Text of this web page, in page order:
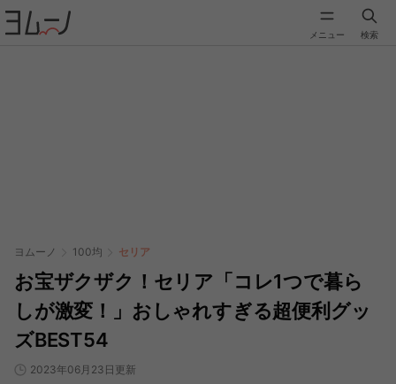
メニュー 検索
ヨムーノ 100均 セリア
お宝ザクザク！セリア「コレ1つで暮ら
しが激変！」おしゃれすぎる超便利グッ
ズBEST54
2023年06月23日更新